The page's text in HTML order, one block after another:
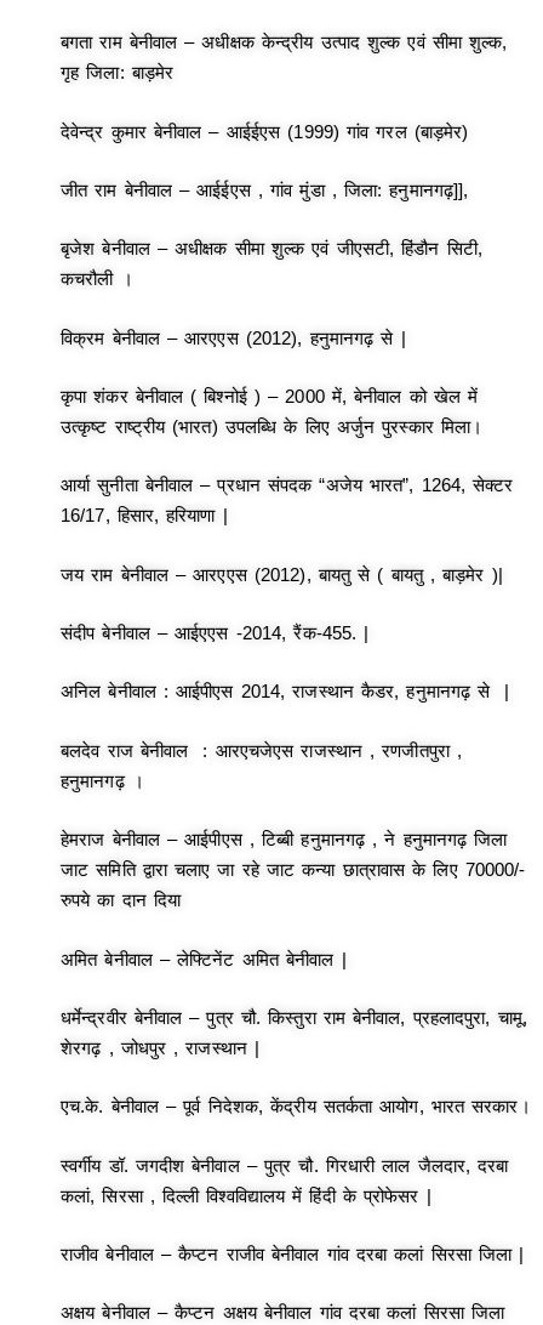
बगता राम बेनीवाल – अधीक्षक केन्द्रीय उत्पाद शुल्क एवं सीमा शुल्क,
गृह जिला: बाड़मेर
देवेन्द्र कुमार बेनीवाल – आईईएस (1999) गांव गरल (बाड़मेर)
जीत राम बेनीवाल – आईईएस , गांव मुंडा , जिला: हनुमानगढ़]],
बृजेश बेनीवाल – अधीक्षक सीमा शुल्क एवं जीएसटी, हिंडौन सिटी,
कचरौली ।
विक्रम बेनीवाल – आरएएस (2012), हनुमानगढ़ से |
कृपा शंकर बेनीवाल ( बिश्नोई ) – 2000 में, बेनीवाल को खेल में
उत्कृष्ट राष्ट्रीय (भारत) उपलब्धि के लिए अर्जुन पुरस्कार मिला।
आर्या सुनीता बेनीवाल – प्रधान संपदक “अजेय भारत”, 1264, सेक्टर
16/17, हिसार, हरियाणा |
जय राम बेनीवाल – आरएएस (2012), बायतु से ( बायतु , बाड़मेर )|
संदीप बेनीवाल – आईएएस -2014, रैंक-455. |
अनिल बेनीवाल : आईपीएस 2014, राजस्थान कैडर, हनुमानगढ़ से |
बलदेव राज बेनीवाल : आरएचजेएस राजस्थान , रणजीतपुरा ,
हनुमानगढ़ ।
हेमराज बेनीवाल – आईपीएस , टिब्बी हनुमानगढ़ , ने हनुमानगढ़ जिला
जाट समिति द्वारा चलाए जा रहे जाट कन्या छात्रावास के लिए 70000/-
रुपये का दान दिया
अमित बेनीवाल – लेफ्टिनेंट अमित बेनीवाल |
धर्मेन्द्रवीर बेनीवाल – पुत्र चौ. किस्तुरा राम बेनीवाल, प्रहलादपुरा, चामू,
शेरगढ़ , जोधपुर , राजस्थान |
एच.के. बेनीवाल – पूर्व निदेशक, केंद्रीय सतर्कता आयोग, भारत सरकार।
स्वर्गीय डॉ. जगदीश बेनीवाल – पुत्र चौ. गिरधारी लाल जैलदार, दरबा
कलां, सिरसा , दिल्ली विश्वविद्यालय में हिंदी के प्रोफेसर |
राजीव बेनीवाल – कैप्टन राजीव बेनीवाल गांव दरबा कलां सिरसा जिला |
अक्षय बेनीवाल – कैप्टन अक्षय बेनीवाल गांव दरबा कलां सिरसा जिला